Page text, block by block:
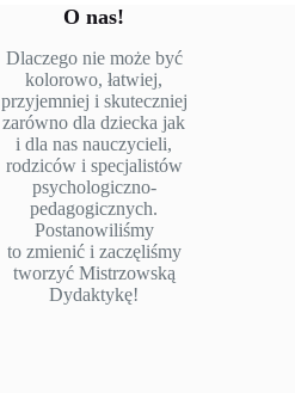
O nas!
Dlaczego nie może być
kolorowo, łatwiej,
przyjemniej i skuteczniej
zarówno dla dziecka jak
i dla nas nauczycieli,
rodziców i specjalistów
psychologiczno-
pedagogicznych.
Postanowiliśmy
to zmienić i zaczęliśmy
tworzyć Mistrzowską
Dydaktykę!